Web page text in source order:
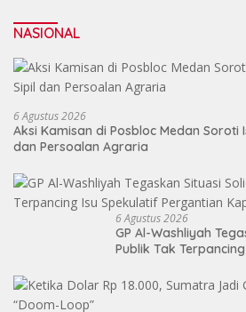
NASIONAL
6 Agustus 2026
Aksi Kamisan di Posbloc Medan Soroti
dan Persoalan Agraria
6 Agustus 2026
GP Al-Washliyah
Publik Tak